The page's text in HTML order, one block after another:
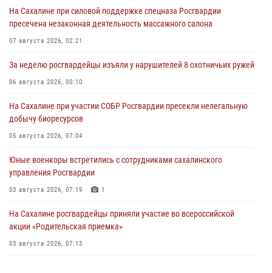
На Сахалине при силовой поддержке спецназа Росгвардии
пресечена незаконная деятельность массажного салона
07 августа 2026, 02:21
За неделю росгвардейцы изъяли у нарушителей 8 охотничьих ружей
06 августа 2026, 00:10
На Сахалине при участии СОБР Росгвардии пресекли нелегальную
добычу биоресурсов
05 августа 2026, 07:04
Юные военкоры встретились с сотрудниками сахалинского
управления Росгвардии
03 августа 2026, 07:19 1
На Сахалине росгвардейцы приняли участие во всероссийской
акции «Родительская приемка»
03 августа 2026, 07:13